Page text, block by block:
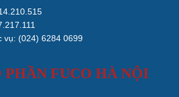
vụ: (024) 6284 0699
PHẦN FUCO HÀ NỘI